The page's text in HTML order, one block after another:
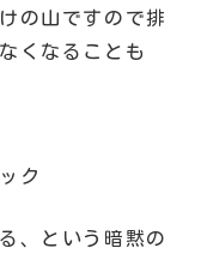
の山ですので排
くなることも
ク
、という暗黙の